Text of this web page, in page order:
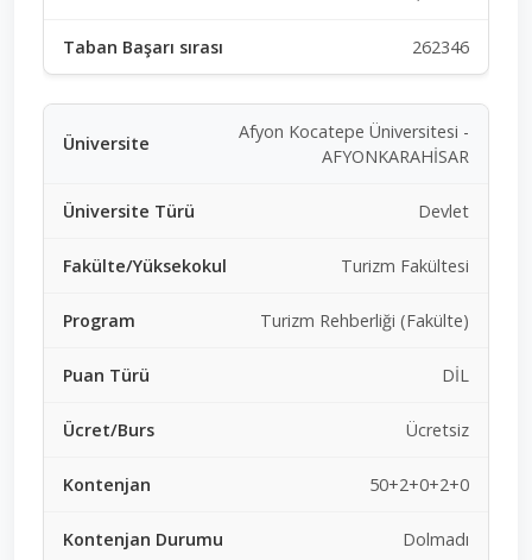
262346
Afyon Kocatepe Üniversitesi -
AFYONKARAHİSAR
Devlet
Turizm Fakültesi
Turizm Rehberliği (Fakülte)
DİL
Ücretsiz
50+2+0+2+0
Dolmadı